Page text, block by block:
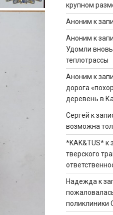
крупном
Аноним к
Аноним к
Удомли вновь
теплотрассы
Аноним к
дорога
деревень в
Сергей к
возможна
*KAK&TUS*к
тверского
Надежда к
поликлиники